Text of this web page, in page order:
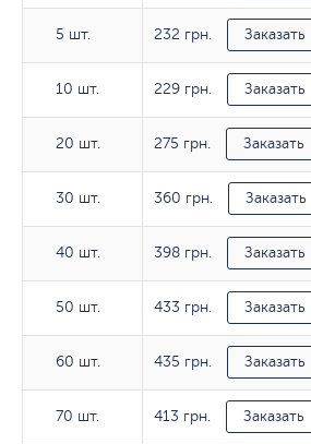
5 шт.
10 шт.
20 шт.
30 шт.
40 шт.
50 шт.
60 шт.
70 шт.
5 шт. 232 грн. Заказать
10 шт. 229 грн. Заказать
20 шт. 275 грн. Заказать
30 шт. 360 грн. Заказать
40 шт. 398 грн. Заказать
50 шт. 433 грн. Заказать
60 шт. 435 грн. Заказать
70 шт. 413 грн. Заказать